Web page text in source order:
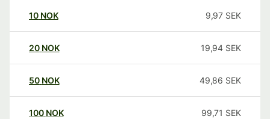
10 NOK 9,97 SEK
20 NOK 19,94 SEK
50 NOK 49,86 SEK
100 NOK 99,71 SEK